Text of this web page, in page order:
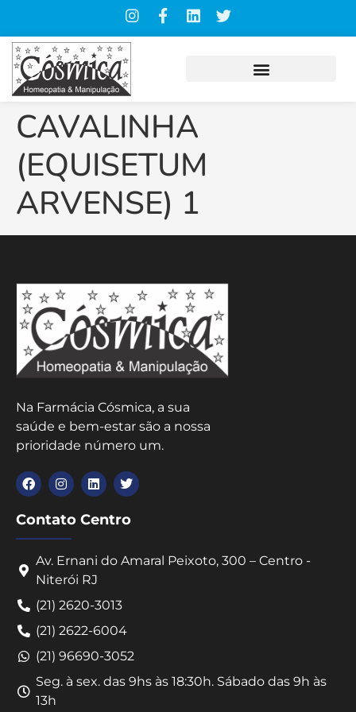
CAVALINHA
(EQUISETUM
ARVENSE) 1
Na Farmácia Cósmica, a sua
saúde e bem-estar são a nossa
prioridade número um.
Contato Centro
Av. Ernani do Amaral Peixoto, 300 – Centro -
Niterói RJ
(21) 2620-3013
(21) 2622-6004
(21) 96690-3052
Seg. à sex. das 9hs às 18:30h. Sábado das 9h às
13h